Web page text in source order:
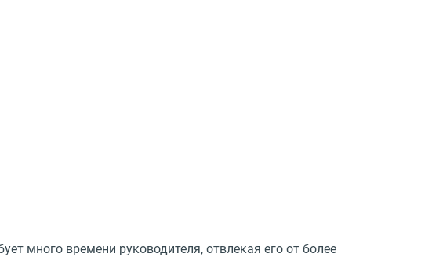
много времени руководителя, отвлекая его от более